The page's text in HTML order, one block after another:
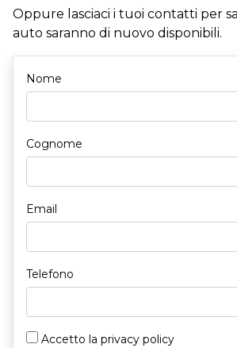
Oppure lasciaci i tuoi contatti per
auto saranno di nuovo disponibili.
Nome
Cognome
Email
Telefono
Accetto la privacy policy